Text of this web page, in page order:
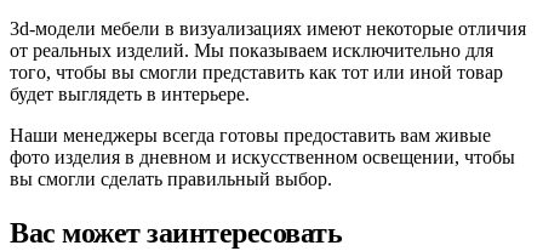
3d-модели мебели в визуализациях имеют некоторые отличия
от реальных изделий. Мы показываем исключительно для
того, чтобы вы смогли представить как тот или иной товар
будет выглядеть в интерьере.
Наши менеджеры всегда готовы предоставить вам живые
фото изделия в дневном и искусственном освещении, чтобы
вы смогли сделать правильный выбор.
Вас может заинтересовать